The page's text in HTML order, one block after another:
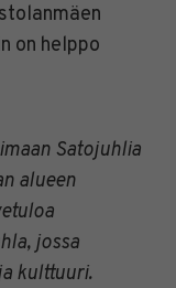
on helppo
Satojuhlia
alueen
jossa
kulttuuri.